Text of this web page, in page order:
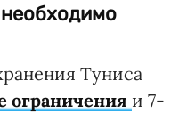
Туниса
ограничения и 7-